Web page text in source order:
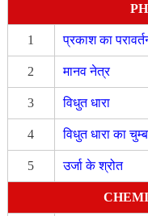
1 प्रकाश का
2 मानव नेत्र
3 विधुत धारा
4 विधुत धारा का
5 उर्जा के श्रोत